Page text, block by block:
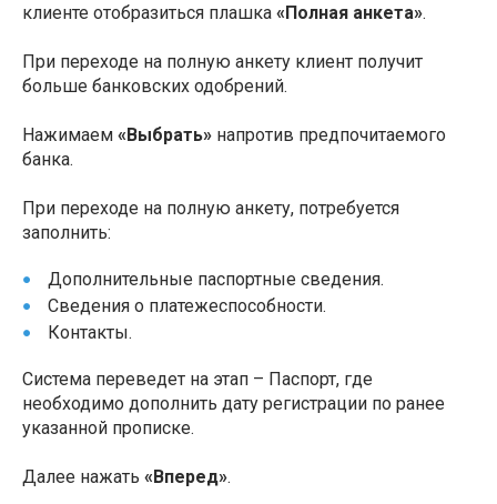
клиенте отобразиться плашка «Полная анкета».
При переходе на полную анкету клиент получит
больше банковских одобрений.
Нажимаем «Выбрать» напротив предпочитаемого
банка.
При переходе на полную анкету, потребуется
заполнить:
Дополнительные паспортные сведения.
Сведения о платежеспособности.
Контакты.
Система переведет на этап – Паспорт, где
необходимо дополнить дату регистрации по ранее
указанной прописке.
Далее нажать «Вперед».